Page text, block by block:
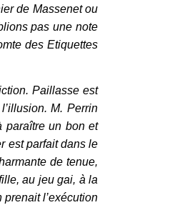
de Massenet ou
pas une note
des Etiquettes
Paillasse est
M. Perrin
paraître un bon et
est parfait dans le
de tenue,
au jeu gai, à la
prenait l’exécution